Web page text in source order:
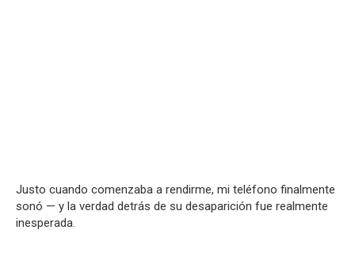
Justo cuando comenzaba a rendirme, mi teléfono finalmente
sonó — y la verdad detrás de su desaparición fue realmente
inesperada.